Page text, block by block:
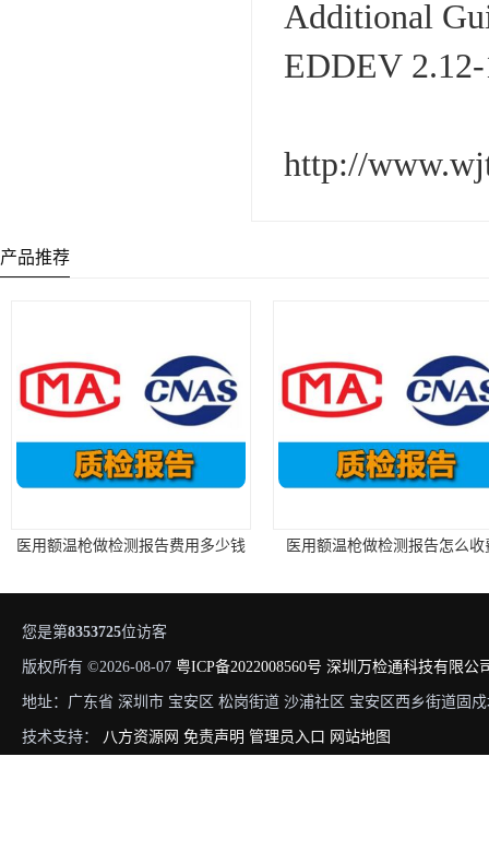
Additional
EDDEV
http://
产品推荐
医用额温枪做检测报告费用多少钱 医用额温枪做检测报告怎么收
您是第8353725位访客
版权所有 ©2026-08-07 粤ICP备2022008560号 深圳万检通科技有限公
地址：广东省 深圳市 宝安区 松岗街道 沙浦社区 宝安区西乡街道固
技术支持： 八方资源网 免责声明 管理员入口 网站地图